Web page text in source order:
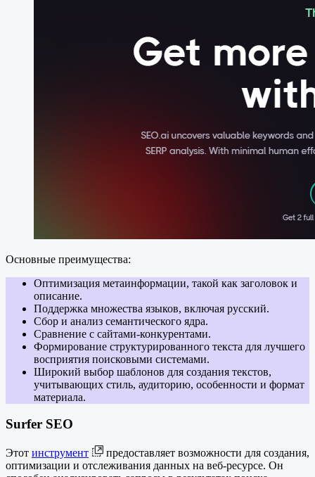
Основные преимущества:
Оптимизация метаинформации, такой как заголовок и
описание.
Поддержка множества языков, включая русский.
Сбор и анализ семантического ядра.
Сравнение с сайтами-конкурентами.
Формирование структурированного текста для лучшего
восприятия поисковыми системами.
Широкий выбор шаблонов для создания текстов,
учитывающих стиль, аудиторию, особенности и формат
материала.
Surfer SEO
Этот инструмент
предоставляет возможности для создания,
оптимизации и отслеживания данных на веб-ресурсе. Он